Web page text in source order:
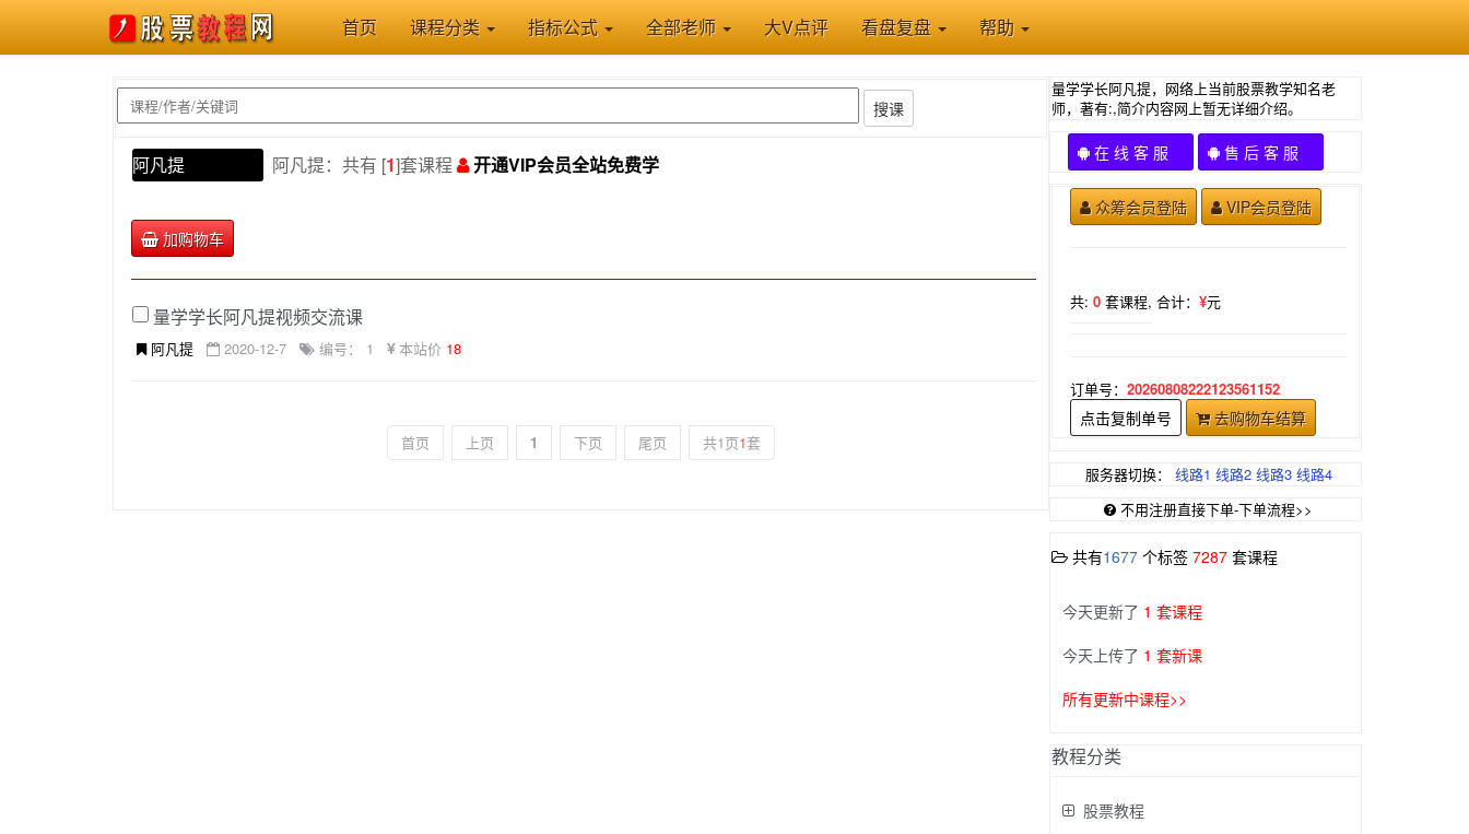
首页 课程分类 指标公式 全部老师 大V点评 看盘复盘 帮助
搜课
阿凡提 阿凡提：共有 [1]套课程 开通VIP会员全站免费学
加购物车
量学学长阿凡提视频交流课
阿凡提 2020-12-7 编号： 1 本站价 18
首页 上页 1 下页 尾页 共1页1套
量学学长阿凡提，网络上当前股票教学知名老
师，著有:,简介内容网上暂无详细介绍。
在 线 客 服 售 后 客 服
众筹会员登陆 VIP会员登陆
共:0 套课程, 合计：¥元
订单号：20260808222123561152
点击复制单号 去购物车结算
服务器切换： 线路1 线路2 线路3 线路4
不用注册直接下单-下单流程>>
共有1677 个标签7287套课程
今天更新了 1 套课程
今天上传了 1 套新课
所有更新中课程>>
教程分类
股票教程